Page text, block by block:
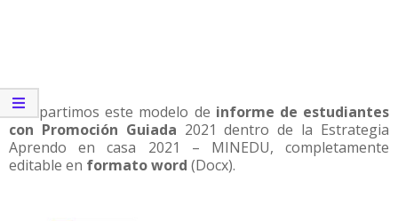
Compartimos este modelo de informe de estudiantes
con Promoción Guiada 2021 dentro de la Estrategia
Aprendo en casa 2021 – MINEDU, completamente
editable en formato word (Docx).